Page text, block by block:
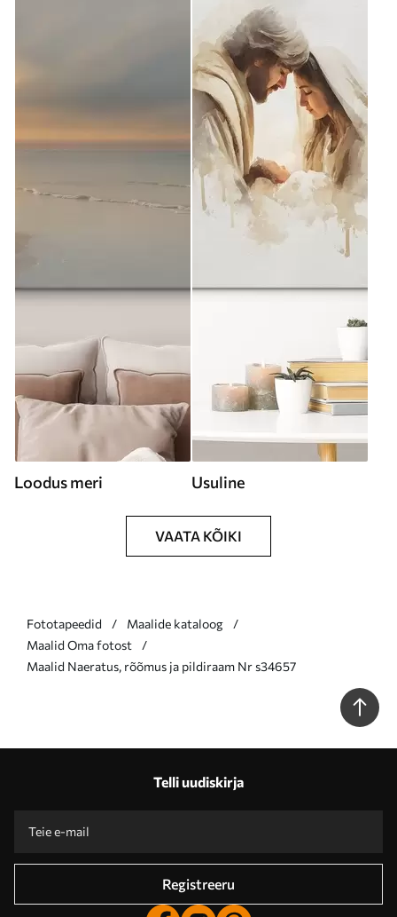
Loodus meri Usuline
VAATA KÕIKI
Fototapeedid
Maalide kataloog
Maalid Oma fotost
Maalid Naeratus, rõõmus ja pildiraam Nr s34657
Telli uudiskirja
Registreeru